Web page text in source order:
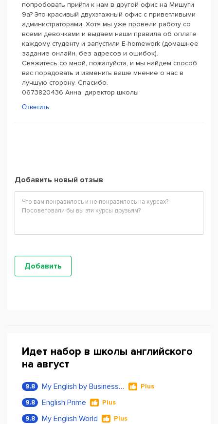
попробовать прийти к нам в другой офис на Мишуги
9а? Это красивый двухэтажный офис с приветливыми
администраторами. Хотя мы уже провели работу со
всеми девочками и выдаем наши правила об оплате
каждому студенту и запустили E-homework (домашнее
задание онлайн, без адресов и ошибок).
Свяжитесь со мной, пожалуйста, и мы найдем способ
вас порадовать и изменить ваше мнение о нас в
лучшую сторону. Спасибо.
0673820436 Анна, директор школы
Ответить
Добавить новый отзыв
Идет набор в школы английского
на август
9.8 My English by Business Language Plus
9.8 English Prime Plus
9.8 My English World Plus